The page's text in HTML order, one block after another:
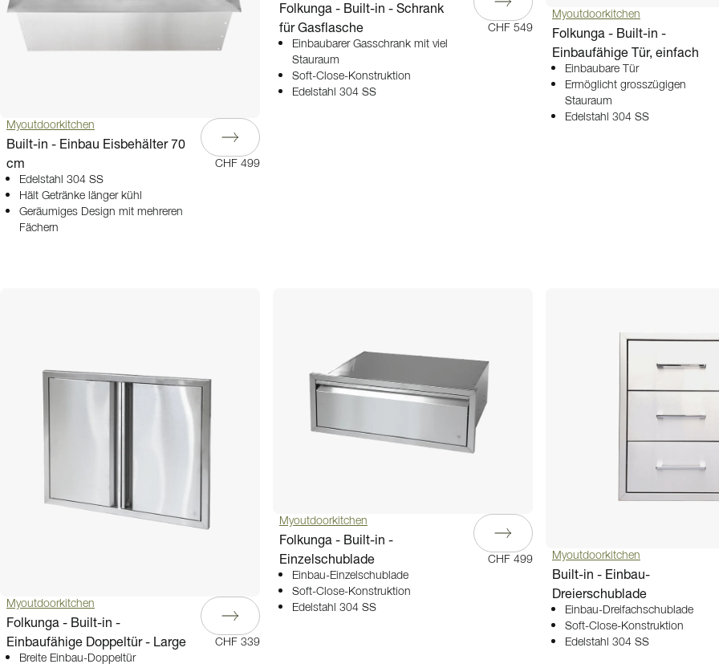
Myoutdoorkitchen
Built-in - Einbau Eisbehälter 70
cm
Edelstahl 304 SS
Hält Getränke länger kühl
Geräumiges Design mit mehreren
Fächern
CHF 499
Folkunga - Built-in - Schrank
für Gasflasche
Einbaubarer Gasschrank mit viel
Stauraum
Soft-Close-Konstruktion
Edelstahl 304 SS
CHF 549
Myoutdoorkitchen
Folkunga - Built-in -
Einbaufähige Tür, einfach
Einbaubare Tür
Ermöglicht grosszügigen
Stauraum
Edelstahl 304 SS
Myoutdoorkitchen
Folkunga - Built-in -
Einbaufähige Doppeltür - Large
Breite Einbau-Doppeltür
CHF 339
Myoutdoorkitchen
Folkunga - Built-in -
Einzelschublade
Einbau-Einzelschublade
Soft-Close-Konstruktion
Edelstahl 304 SS
CHF 499 Myoutdoorkitchen
Built-in - Einbau-
Dreierschublade
Einbau-Dreifachschublade
Soft-Close-Konstruktion
Edelstahl 304 SS